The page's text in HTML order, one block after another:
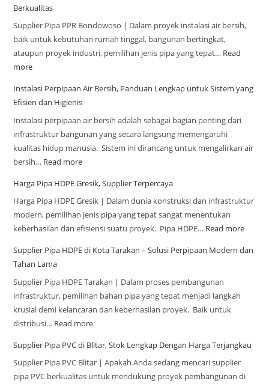
Berkualitas
Supplier Pipa PPR Bondowoso | Dalam proyek instalasi air bersih,
baik untuk kebutuhan rumah tinggal, bangunan bertingkat,
ataupun proyek industri, pemilihan jenis pipa yang tepat… Read
more
Instalasi Perpipaan Air Bersih, Panduan Lengkap untuk Sistem yang
Efisien dan Higienis
Instalasi perpipaan air bersih adalah sebagai bagian penting dari
infrastruktur bangunan yang secara langsung memengaruhi
kualitas hidup manusia. Sistem ini dirancang untuk mengalirkan air
bersih… Read more
Harga Pipa HDPE Gresik, Supplier Terpercaya
Harga Pipa HDPE Gresik | Dalam dunia konstruksi dan infrastruktur
modern, pemilihan jenis pipa yang tepat sangat menentukan
keberhasilan dan efisiensi suatu proyek. Pipa HDPE… Read more
Supplier Pipa HDPE di Kota Tarakan – Solusi Perpipaan Modern dan
Tahan Lama
Supplier Pipa HDPE Tarakan | Dalam proses pembangunan
infrastruktur, pemilihan bahan pipa yang tepat menjadi langkah
krusial demi kelancaran dan keberhasilan proyek. Baik untuk
distribusi… Read more
Supplier Pipa PVC di Blitar, Stok Lengkap Dengan Harga Terjangkau
Supplier Pipa PVC Blitar | Apakah Anda sedang mencari supplier
pipa PVC berkualitas untuk mendukung proyek pembangunan di